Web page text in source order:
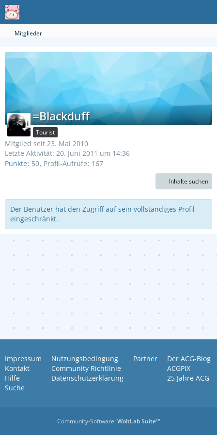
Mitglieder
=Blackduff
Tourist
Mitglied seit 23. Mai 2010
Letzte Aktivität: 20. Juni 2011 um 14:36
Punkte 50 Profil-Aufrufe 167
Inhalte suchen
Der Benutzer hat den Zugriff auf sein vollständiges Profil
eingeschränkt.
Impressum
Kontakt
Hilfe
Suche
Nutzungsbedingung
Community Richtlinie
Datenschutzerklärung
Partner
Der ACG-Blog
ACGPIX
25 Jahre ACG
Community-Software:WoltLab Suite™